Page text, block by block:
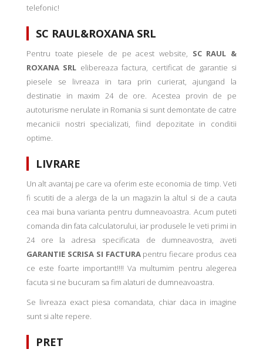
telefonic!
SC RAUL&ROXANA SRL
Pentru toate piesele de pe acest website, SC RAUL &
ROXANA SRL elibereaza factura, certificat de garantie si
piesele se livreaza in tara prin curierat, ajungand la
destinatie in maxim 24 de ore. Acestea provin de pe
autoturisme nerulate in Romania si sunt demontate de catre
mecanicii nostri specializati, fiind depozitate in conditii
optime.
LIVRARE
Un alt avantaj pe care va oferim este economia de timp. Veti
fi scutiti de a alerga de la un magazin la altul si de a cauta
cea mai buna varianta pentru dumneavoastra. Acum puteti
comanda din fata calculatorului, iar produsele le veti primi in
24 ore la adresa specificata de dumneavostra, aveti
GARANTIE SCRISA SI FACTURApentru fiecare produs cea
ce este foarte important!!!! Va multumim pentru alegerea
facuta si ne bucuram sa fim alaturi de dumneavoastra.
Se livreaza exact piesa comandata, chiar daca in imagine
sunt si alte repere.
PRET